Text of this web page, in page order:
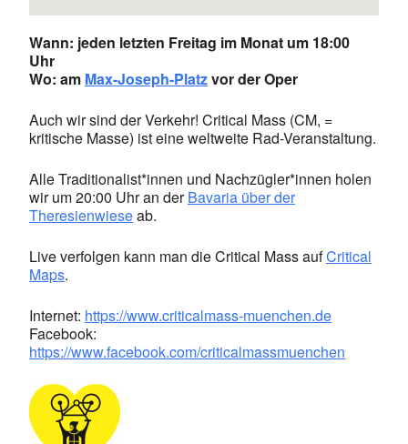
Wann: jeden letzten Freitag im Monat um 18:00
Uhr
Wo: am Max-Joseph-Platzvor der Oper
Auch wir sind der Verkehr! Critical Mass (CM, =
kritische Masse) ist eine weltweite Rad-Veranstaltung.
Alle Traditionalist*innen und Nachzügler*innen holen
wir um 20:00 Uhr an derBavaria über der
Theresienwieseab.
Live verfolgen kann man die Critical Mass aufCritical
Maps.
Internet: https://www.criticalmass-muenchen.de
Facebook:
https://www.facebook.com/criticalmassmuenchen